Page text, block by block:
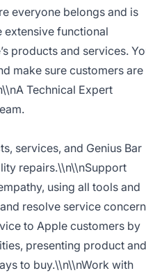
everyone belongs and is
extensive functional
products and services.
make sure customers are
Technical Expert
services, and Genius Bar
repairs.\\n\\nSupport
using all tools and
resolve service
to Apple customers by
presenting product and
to buy.\\n\\nWork with